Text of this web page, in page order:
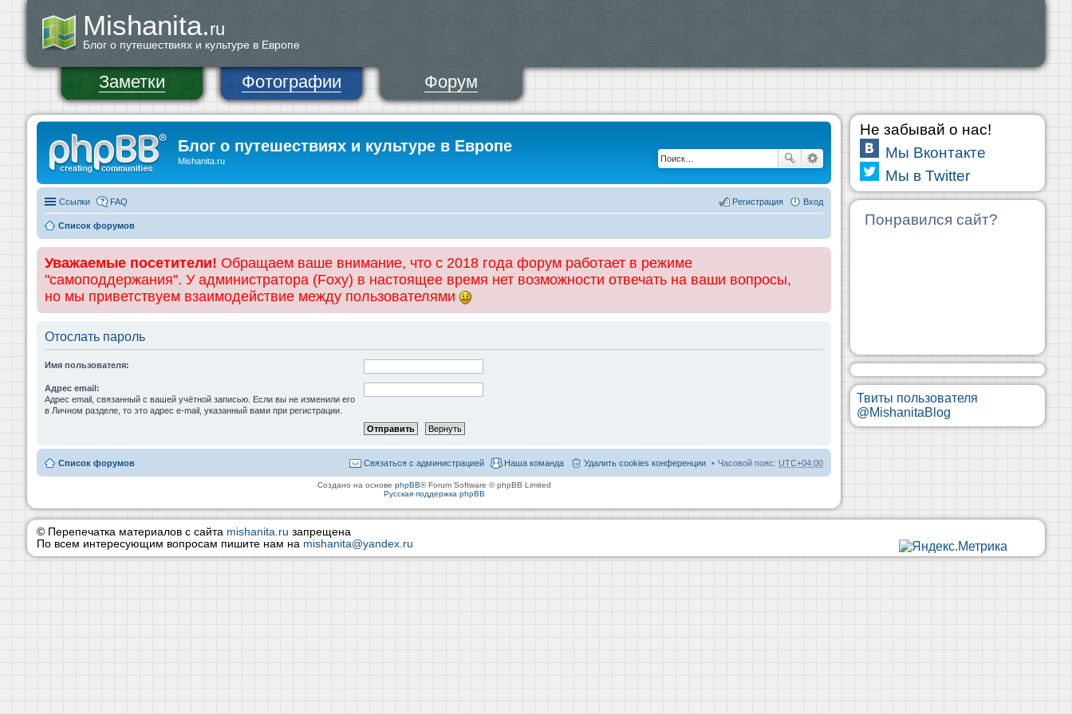
Mishanita.ru
Блог о путешествиях и культуре в Европе
Заметки Фотографии Форум
Блог о путешествиях и культуре в Европе
Mishanita.ru
Ссылки FAQ Вход
Регистрация
Список форумов
Уважаемые посетители! Обращаем ваше внимание, что с 2018 года форум работает в режиме
"самоподдержания". У администратора (Foxy) в настоящее время нет возможности отвечать на ваши вопросы,
но мы приветствуем взаимодействие между пользователями
Отослать пароль
Имя пользователя:
Адрес email:
Адрес email, связанный с вашей учётной записью. Если вы не изменили его
в Личном разделе, то это адрес e-mail, указанный вами при регистрации.
Список форумов Часовой пояс: UTC+04:00
Удалить cookies конференции
Наша команда
Связаться с администрацией
Создано на основе phpBB® Forum Software © phpBB Limited
Русская поддержка phpBB
Не забывай о нас!
Мы Вконтакте
Мы в Twitter
Понравился сайт?
Твиты пользователя
@MishanitaBlog
© Перепечатка материалов с сайта mishanita.ru запрещена
По всем интересующим вопросам пишите нам на mishanita@yandex.ru